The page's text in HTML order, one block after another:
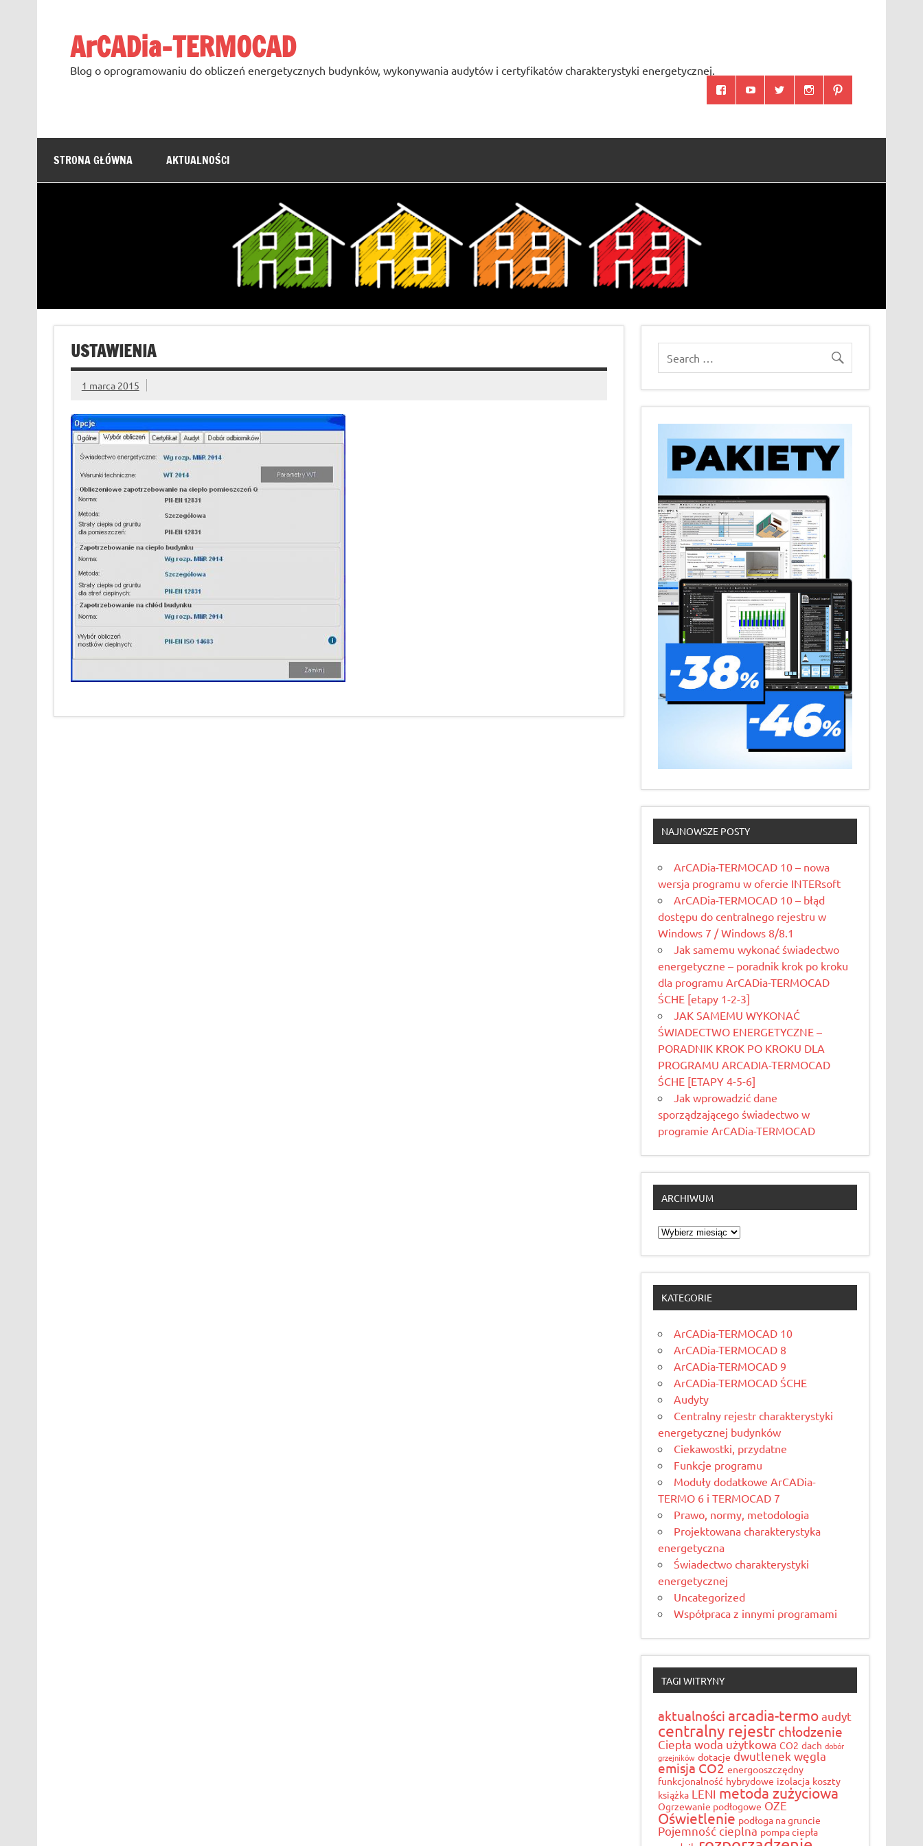
ArCADia-TERMOCAD
Blog o oprogramowaniu do obliczeń energetycznych budynków, wykonywania audytów i certyfikatów charakterystyki energetycznej.
STRONA GŁÓWNA AKTUALNOŚCI
USTAWIENIA
1 marca 2015
NAJNOWSZE POSTY
ArCADia-TERMOCAD 10 – nowa
wersja programu w ofercie INTERsoft
ArCADia-TERMOCAD 10 – błąd
dostępu do centralnego rejestru w
Windows 7 / Windows 8/8.1
Jak samemu wykonać świadectwo
energetyczne – poradnik krok po kroku
dla programu ArCADia-TERMOCAD
ŚCHE [etapy 1-2-3]
JAK SAMEMU WYKONAĆ
ŚWIADECTWO ENERGETYCZNE –
PORADNIK KROK PO KROKU DLA
PROGRAMU ARCADIA-TERMOCAD
ŚCHE [ETAPY 4-5-6]
Jak wprowadzić dane
sporządzającego świadectwo w
programie ArCADia-TERMOCAD
ARCHIWUM
Archiwum
KATEGORIE
ArCADia-TERMOCAD 10
ArCADia-TERMOCAD 8
ArCADia-TERMOCAD 9
ArCADia-TERMOCAD ŚCHE
Audyty
Centralny rejestr charakterystyki
energetycznej budynków
Ciekawostki, przydatne
Funkcje programu
Moduły dodatkowe ArCADia-
TERMO 6 i TERMOCAD 7
Prawo, normy, metodologia
Projektowana charakterystyka
energetyczna
Świadectwo charakterystyki
energetycznej
Uncategorized
Współpraca z innymi programami
TAGI WITRYNY
aktualności arcadia-termo audyt
centralny rejestr chłodzenie
Ciepła woda użytkowa CO2 dach dobór
grzejników dotacje dwutlenek węgla
emisja CO2 energooszczędny
funkcjonalność hybrydowe izolacja koszty
książka LENI metoda zużyciowa
Ogrzewanie podłogowe OZE
Oświetlenie podłoga na gruncie
Pojemność cieplna pompa ciepła